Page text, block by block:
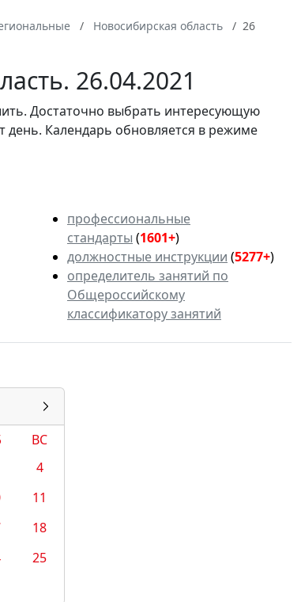
Новосибирская область
26
26.04.2021
Достаточно выбрать интересующую
день. Календарь обновляется в режиме
профессиональные
стандарты (1601+)
должностные инструкции (5277+)
определитель занятий по
Общероссийскому
классификатору занятий
ВС
4
11
18
25